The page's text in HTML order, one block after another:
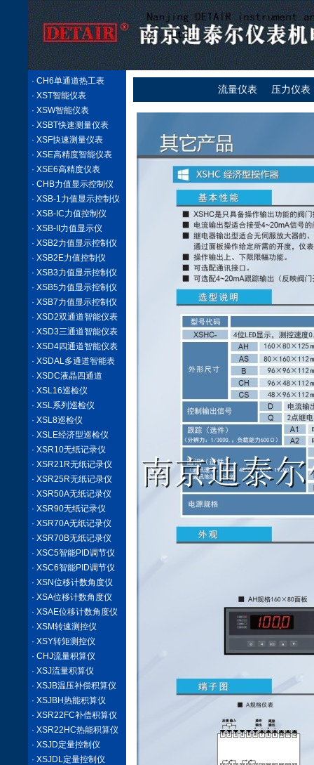
· CH6单通道热工表
· XST智能仪表
· XSW智能仪表
· XSBT快速测量仪表
· XSF快速测量仪表
· XSE高精度智能仪表
· XSE6高精度仪表
· CHB力值显示控制仪
· XSB-1力值显示控制仪
· XSB-IC力值控制仪
· XSB-II力值显示仪
· XSB2力值显示控制仪
· XSB2E力值控制仪
· XSB3力值显示控制仪
· XSB5力值显示控制仪
· XSB7力值显示控制仪
· XSD2双通道智能仪表
· XSD3三通道智能仪表
· XSD4四通道智能仪表
· XSDAL多通道智能表
· XSDC液晶四通道
· XSL16巡检仪
· XSL系列巡检仪
· XSL8巡检仪
· XSLE经济型巡检仪
· XSR10无纸记录仪
· XSR21R无纸记录仪
· XSR25R无纸记录仪
· XSR50A无纸记录仪
· XSR90无纸记录仪
· XSR70A无纸记录仪
· XSR70B无纸记录仪
· XSC5智能PID调节仪
· XSC6智能PID调节仪
· XSN位移计数角度仪
· XSA位移计数角度仪
· XSAE位移计数角度仪
· XSM转速测控仪
· XSY转矩测控仪
· CHJ流量积算仪
· XSJ流量积算仪
· XSJB温压补偿积算仪
· XSJBH热能积算仪
· XSR22FC补偿积算仪
· XSR22HC热能积算仪
· XSJD定量控制仪
· XSJDL定量控制仪
流量仪表 压力仪表